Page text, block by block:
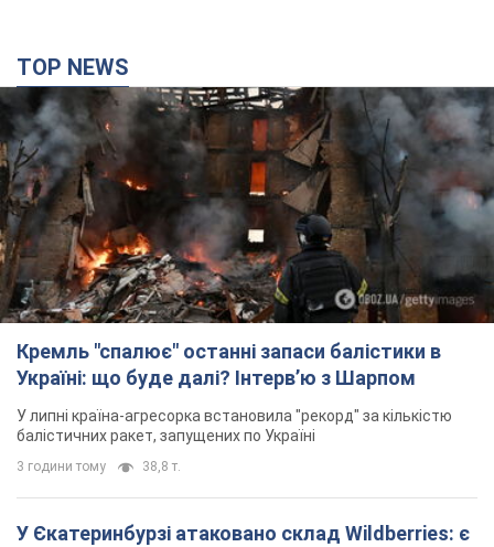
TOP NEWS
Кремль "спалює" останні запаси балістики в
Україні: що буде далі? Інтерв’ю з Шарпом
У липні країна-агресорка встановила "рекорд" за кількістю
балістичних ракет, запущених по Україні
3 години тому 38,8 т.
У Єкатеринбурзі атаковано склад Wildberries: є